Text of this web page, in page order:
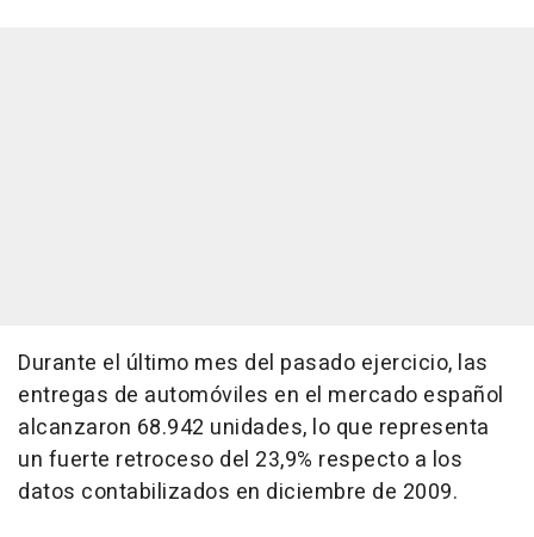
Durante el último mes del pasado ejercicio, las
entregas de automóviles en el mercado español
alcanzaron 68.942 unidades, lo que representa
un fuerte retroceso del 23,9% respecto a los
datos contabilizados en diciembre de 2009.